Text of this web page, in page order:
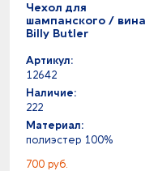
Чехол для
шампанского / вина
Billy Butler
Артикул:
12642
Наличие:
222
Материал:
полиэстер 100%
700 руб.